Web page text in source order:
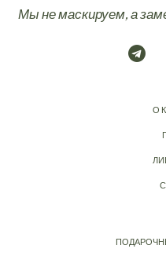
Мы не маскируем, а
О